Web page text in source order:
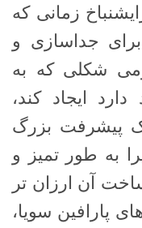
زمانی که
جداسازی و
شکلی که به
ایجاد کند،
پیشرفت بزرگ
به طور تمیز و
آن ارزان تر
پارافین سویا،